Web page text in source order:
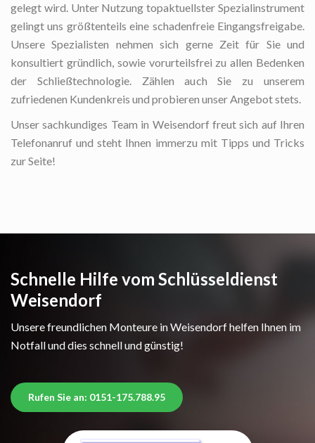
gelegt wird. Unter Nutzung topaktuellster Spezialinstrument
gelingt uns größtenteils eine schadenfreie Eingangsfreigabe.
Unsere Spezialisten nehmen sich gerne Zeit für Sie und
konsultiert gründlich, sowie vorurteilsfrei zu allen Bedenken
der Schließtechnologie. Zählen auch Sie zu unserem
zufriedenen Kundenkreis und probieren unser Angebot stets.
Unser sachkundiges Team in Weisendorf freut sich auf Ihren
Telefonanruf und steht Ihnen immerzu mit Tipps und Tricks
zur Seite!
Schnelle Hilfe vom Schlüsseldienst
Weisendorf
Unsere freundlichen Monteure in Weisendorf helfen Ihnen im
Notfall und dies schnell und günstig!
Rufen Sie an: 0151-175.788.95